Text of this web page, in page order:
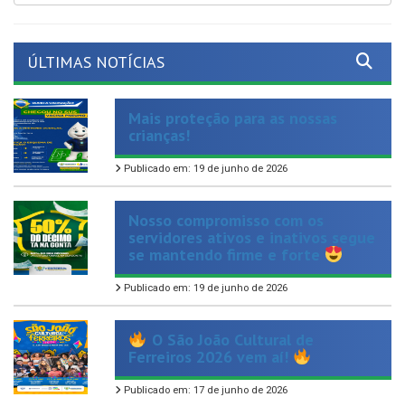
Mais proteção para as nossas
crianças!
Publicado em: 19 de junho de 2026
Nosso compromisso com os
servidores ativos e inativos segue
se mantendo firme e forte
Publicado em: 19 de junho de 2026
O São João Cultural de
Ferreiros 2026 vem aí!
Publicado em: 17 de junho de 2026